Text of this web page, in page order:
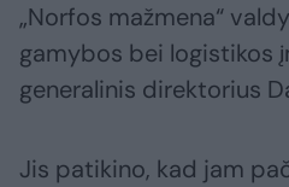
„Norfos mažmena“
gamybos bei logistikos
generalinis direktorius
Jis patikino, kad jam